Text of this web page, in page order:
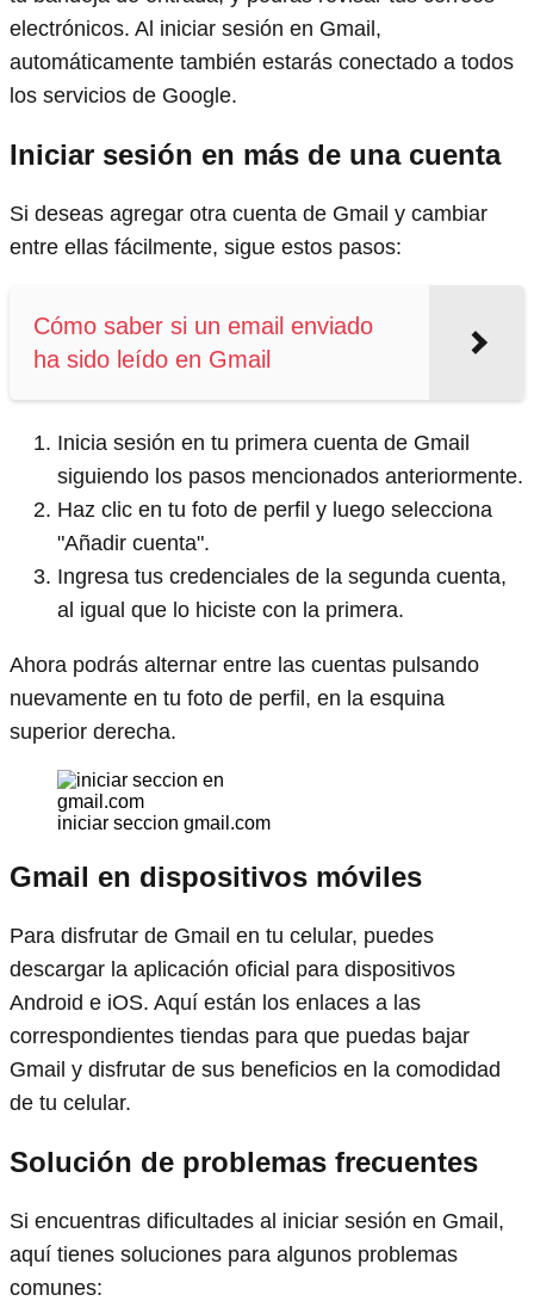
electrónicos. Al iniciar sesión en Gmail,
automáticamente también estarás conectado a todos
los servicios de Google.
Iniciar sesión en más de una cuenta
Si deseas agregar otra cuenta de Gmail y cambiar
entre ellas fácilmente, sigue estos pasos:
Cómo saber si un email enviado
ha sido leído en Gmail
Inicia sesión en tu primera cuenta de Gmail
siguiendo los pasos mencionados anteriormente.
Haz clic en tu foto de perfil y luego selecciona
"Añadir cuenta".
Ingresa tus credenciales de la segunda cuenta,
al igual que lo hiciste con la primera.
Ahora podrás alternar entre las cuentas pulsando
nuevamente en tu foto de perfil, en la esquina
superior derecha.
iniciar seccion gmail.com
Gmail en dispositivos móviles
Para disfrutar de Gmail en tu celular, puedes
descargar la aplicación oficial para dispositivos
Android e iOS. Aquí están los enlaces a las
correspondientes tiendas para que puedas bajar
Gmail y disfrutar de sus beneficios en la comodidad
de tu celular.
Solución de problemas frecuentes
Si encuentras dificultades al iniciar sesión en Gmail,
aquí tienes soluciones para algunos problemas
comunes: